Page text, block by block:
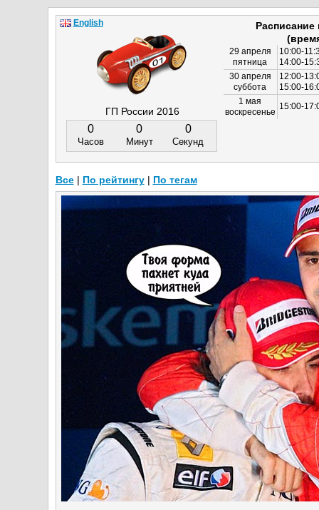
ГП России 2016
0
Часов
0
Минут
0
Секунд
29 апреля
пятница
10:00-
14:00-
30 апреля
суббота
12:00-
15:00-
1 мая
воскресенье
15:00-
English
Все| По рейтингу| По тегам